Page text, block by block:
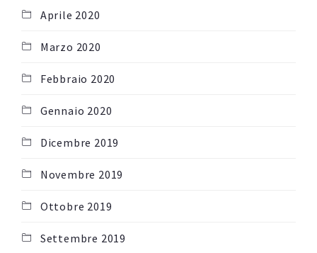
Aprile 2020
Marzo 2020
Febbraio 2020
Gennaio 2020
Dicembre 2019
Novembre 2019
Ottobre 2019
Settembre 2019